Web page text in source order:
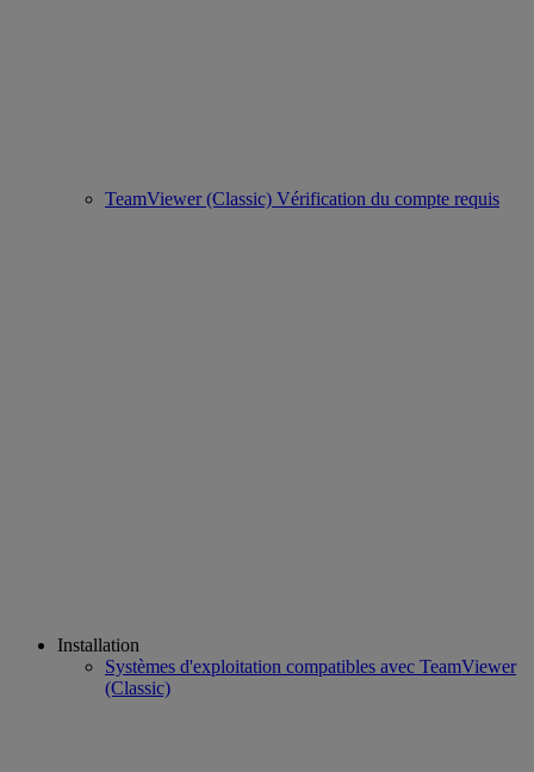
TeamViewer (Classic) Vérification du compte requis
Installation
Systèmes d'exploitation compatibles avec TeamViewer
(Classic)